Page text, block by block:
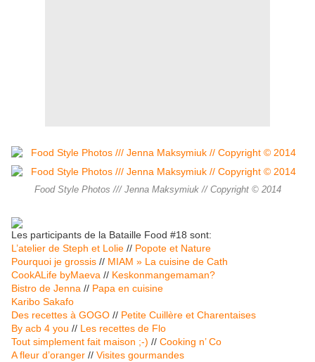
Food Style Photos /// Jenna Maksymiuk // Copyright © 2014
Les participants de la Bataille Food #18 sont:
L’atelier de Steph et Lolie // Popote et Nature
Pourquoi je grossis // MIAM » La cuisine de Cath
CookALife byMaeva // Keskonmangemaman?
Bistro de Jenna // Papa en cuisine
Karibo Sakafo
Des recettes à GOGO // Petite Cuillère et Charentaises
By acb 4 you // Les recettes de Flo
Tout simplement fait maison ;-) // Cooking n’ Co
A fleur d’oranger // Visites gourmandes